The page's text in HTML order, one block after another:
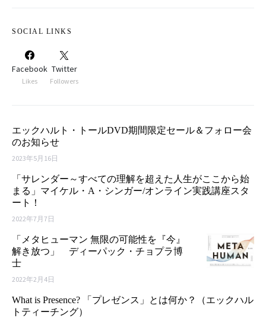
SOCIAL LINKS
Facebook
Likes
Twitter
Followers
エックハルト・トールDVD期間限定セール＆フォロー会
のお知らせ
2023年5月16日
「サレンダー～すべての理解を超えた人生がここから始
まる」マイケル・A・シンガー/オンライン実践講座スタ
ート！
2022年7月7日
「メタヒューマン 無限の可能性を『今』
解き放つ」 ディーパック・チョプラ博
士
2022年2月4日
What is Presence? 「プレゼンス」とは何か？（エックハル
トティーチング）